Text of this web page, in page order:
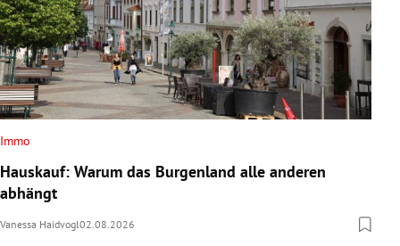
Immo
Hauskauf: Warum das Burgenland alle anderen
abhängt
Vanessa Haidvogl02.08.2026